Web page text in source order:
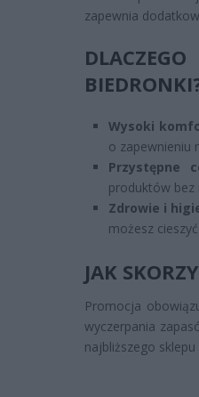
zapewnia
Wysoki
o zapewnieniu
Przystępne
produktów bez
Zdrowie i
możesz
JAK
Promocja
wyczerpania
najbliższego